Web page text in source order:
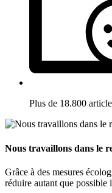
Plus de 18.800
Nous travaillons dans le
Grâce à des mesures
réduire autant que